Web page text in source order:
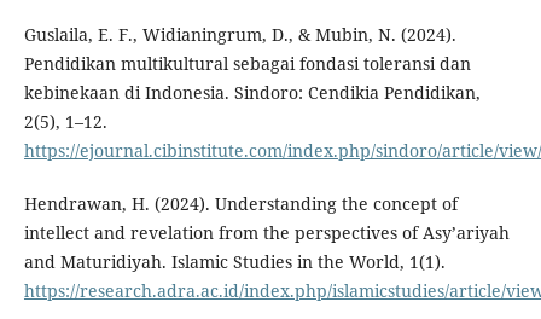
Guslaila, E. F., Widianingrum, D., & Mubin, N. (2024).
Pendidikan multikultural sebagai fondasi toleransi dan
kebinekaan di Indonesia. Sindoro: Cendikia Pendidikan,
2(5), 1–12.
https://ejournal.cibinstitute.com/index.php/sindoro/article/
Hendrawan, H. (2024). Understanding the concept of
intellect and revelation from the perspectives of Asy’ariyah
and Maturidiyah. Islamic Studies in the World, 1(1).
https://research.adra.ac.id/index.php/islamicstudies/article/